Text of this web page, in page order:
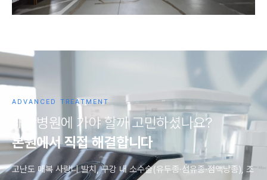
ADVANCED TREATMENT
대 병원에 가야할까고민하셨나요?
본원에서직접해결합니 다
고난도 매복 사랑니 발치, 구강 내 소수술(유두종·섬유종·점액낭종), 조